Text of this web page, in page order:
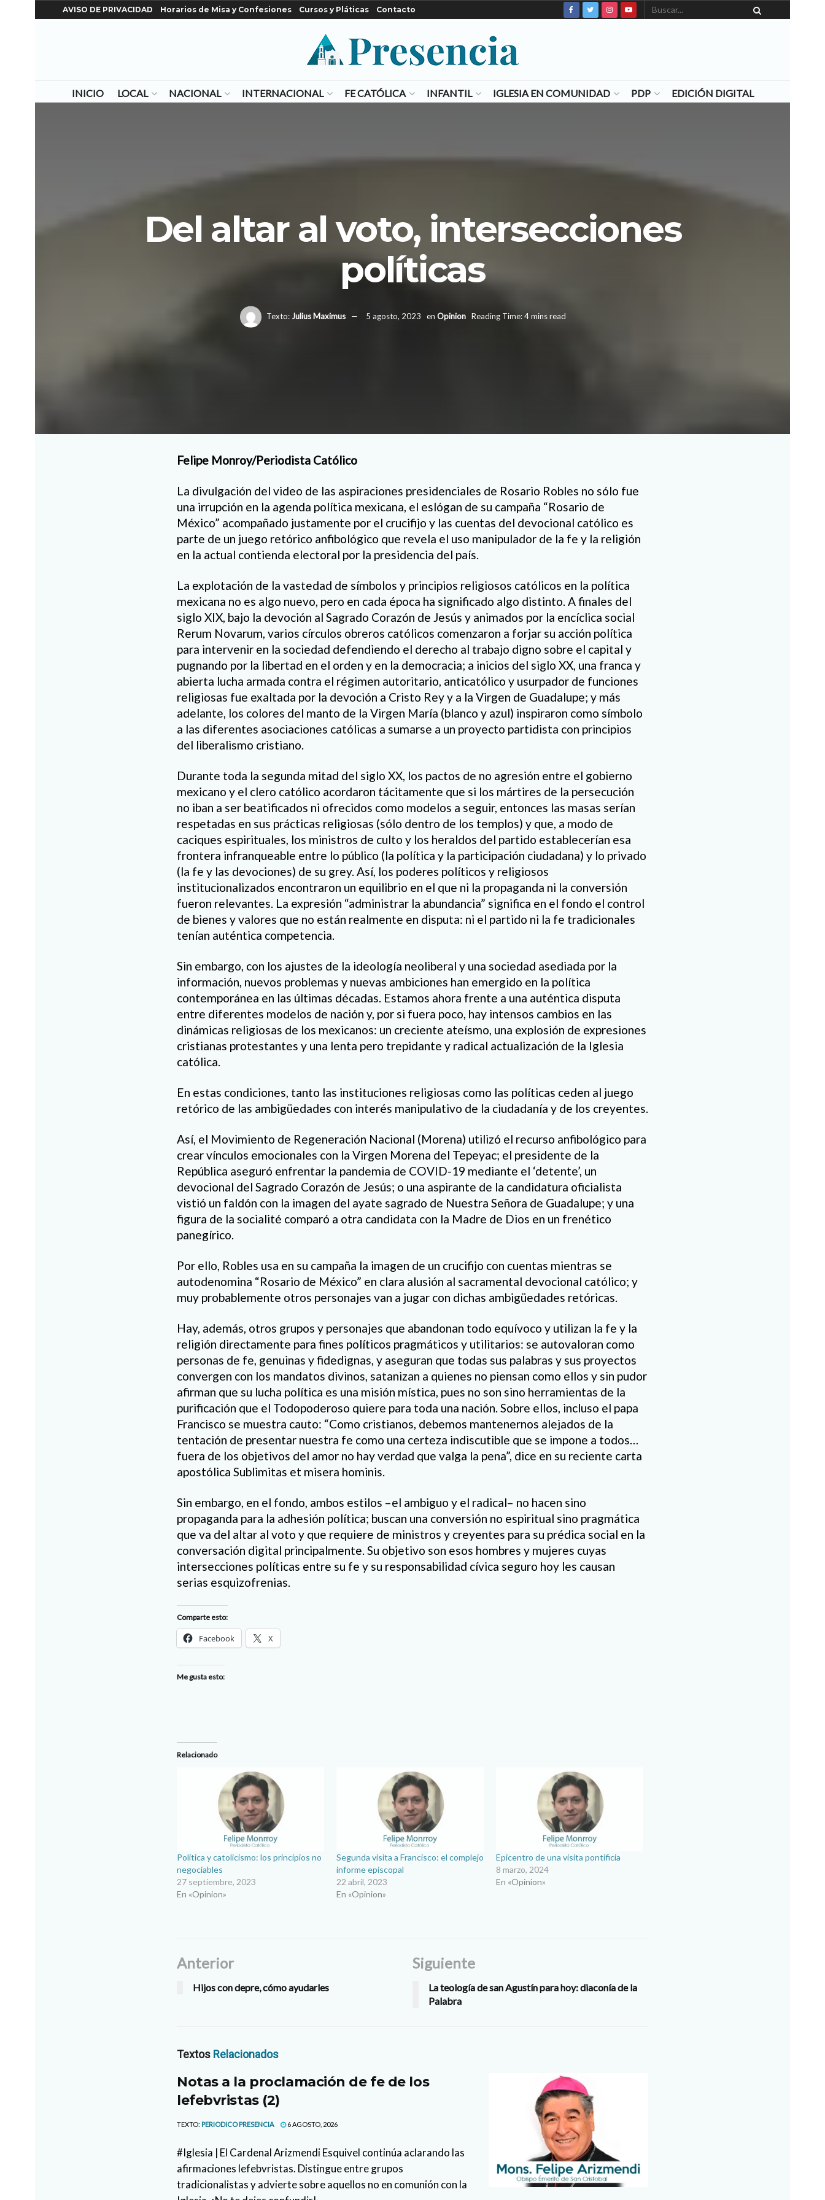
AVISO DE PRIVACIDAD Horarios de Misa y Confesiones Cursos y Pláticas Contacto
INICIO LOCAL NACIONAL INTERNACIONAL FE CATÓLICA INFANTIL IGLESIA EN COMUNIDAD PDP EDICIÓN DIGITAL
Del altar al voto, intersecciones
políticas
Texto: Julius Maximus 5 agosto, 2023 en Opinion Reading Time: 4 mins read
Felipe Monroy/Periodista Católico
La divulgación del video de las aspiraciones presidenciales de Rosario Robles no sólo fue
una irrupción en la agenda política mexicana, el eslógan de su campaña “Rosario de
México” acompañado justamente por el crucifijo y las cuentas del devocional católico es
parte de un juego retórico anfibológico que revela el uso manipulador de la fe y la religión
en la actual contienda electoral por la presidencia del país.
La explotación de la vastedad de símbolos y principios religiosos católicos en la política
mexicana no es algo nuevo, pero en cada época ha significado algo distinto. A finales del
siglo XIX, bajo la devoción al Sagrado Corazón de Jesús y animados por la encíclica social
Rerum Novarum, varios círculos obreros católicos comenzaron a forjar su acción política
para intervenir en la sociedad defendiendo el derecho al trabajo digno sobre el capital y
pugnando por la libertad en el orden y en la democracia; a inicios del siglo XX, una franca y
abierta lucha armada contra el régimen autoritario, anticatólico y usurpador de funciones
religiosas fue exaltada por la devoción a Cristo Rey y a la Virgen de Guadalupe; y más
adelante, los colores del manto de la Virgen María (blanco y azul) inspiraron como símbolo
a las diferentes asociaciones católicas a sumarse a un proyecto partidista con principios
del liberalismo cristiano.
Durante toda la segunda mitad del siglo XX, los pactos de no agresión entre el gobierno
mexicano y el clero católico acordaron tácitamente que si los mártires de la persecución
no iban a ser beatificados ni ofrecidos como modelos a seguir, entonces las masas serían
respetadas en sus prácticas religiosas (sólo dentro de los templos) y que, a modo de
caciques espirituales, los ministros de culto y los heraldos del partido establecerían esa
frontera infranqueable entre lo público (la política y la participación ciudadana) y lo privado
(la fe y las devociones) de su grey. Así, los poderes políticos y religiosos
institucionalizados encontraron un equilibrio en el que ni la propaganda ni la conversión
fueron relevantes. La expresión “administrar la abundancia” significa en el fondo el control
de bienes y valores que no están realmente en disputa: ni el partido ni la fe tradicionales
tenían auténtica competencia.
Sin embargo, con los ajustes de la ideología neoliberal y una sociedad asediada por la
información, nuevos problemas y nuevas ambiciones han emergido en la política
contemporánea en las últimas décadas. Estamos ahora frente a una auténtica disputa
entre diferentes modelos de nación y, por si fuera poco, hay intensos cambios en las
dinámicas religiosas de los mexicanos: un creciente ateísmo, una explosión de expresiones
cristianas protestantes y una lenta pero trepidante y radical actualización de la Iglesia
católica.
En estas condiciones, tanto las instituciones religiosas como las políticas ceden al juego
retórico de las ambigüedades con interés manipulativo de la ciudadanía y de los creyentes.
Así, el Movimiento de Regeneración Nacional (Morena) utilizó el recurso anfibológico para
crear vínculos emocionales con la Virgen Morena del Tepeyac; el presidente de la
República aseguró enfrentar la pandemia de COVID-19 mediante el ‘detente’, un
devocional del Sagrado Corazón de Jesús; o una aspirante de la candidatura oficialista
vistió un faldón con la imagen del ayate sagrado de Nuestra Señora de Guadalupe; y una
figura de la socialité comparó a otra candidata con la Madre de Dios en un frenético
panegírico.
Por ello, Robles usa en su campaña la imagen de un crucifijo con cuentas mientras se
autodenomina “Rosario de México” en clara alusión al sacramental devocional católico; y
muy probablemente otros personajes van a jugar con dichas ambigüedades retóricas.
Hay, además, otros grupos y personajes que abandonan todo equívoco y utilizan la fe y la
religión directamente para fines políticos pragmáticos y utilitarios: se autovaloran como
personas de fe, genuinas y fidedignas, y aseguran que todas sus palabras y sus proyectos
convergen con los mandatos divinos, satanizan a quienes no piensan como ellos y sin pudor
afirman que su lucha política es una misión mística, pues no son sino herramientas de la
purificación que el Todopoderoso quiere para toda una nación. Sobre ellos, incluso el papa
Francisco se muestra cauto: “Como cristianos, debemos mantenernos alejados de la
tentación de presentar nuestra fe como una certeza indiscutible que se impone a todos…
fuera de los objetivos del amor no hay verdad que valga la pena”, dice en su reciente carta
apostólica Sublimitas et misera hominis.
Sin embargo, en el fondo, ambos estilos –el ambiguo y el radical– no hacen sino
propaganda para la adhesión política; buscan una conversión no espiritual sino pragmática
que va del altar al voto y que requiere de ministros y creyentes para su prédica social en la
conversación digital principalmente. Su objetivo son esos hombres y mujeres cuyas
intersecciones políticas entre su fe y su responsabilidad cívica seguro hoy les causan
serias esquizofrenias.
Comparte esto:
Facebook X
Me gusta esto:
Relacionado
Política y catolicismo: los principios no
negociables
27 septiembre, 2023
En «Opinion»
Segunda visita a Francisco: el complejo
informe episcopal
22 abril, 2023
En «Opinion»
Epicentro de una visita pontificia
8 marzo, 2024
En «Opinion»
Anterior
Hijos con depre, cómo ayudarles
Siguiente
La teología de san Agustín para hoy: diaconía de la
Palabra
Textos Relacionados
Notas a la proclamación de fe de los
lefebvristas (2)
TEXTO: PERIODICO PRESENCIA 6 AGOSTO, 2026
#Iglesia | El Cardenal Arizmendi Esquivel continúa aclarando las
afirmaciones lefebvristas. Distingue entre grupos
tradicionalistas y advierte sobre aquellos no en comunión con la